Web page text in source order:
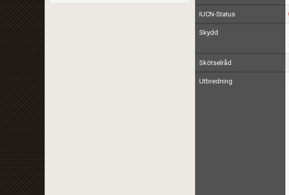
IUCN-Status
Skydd
Skötselråd
Utbredning